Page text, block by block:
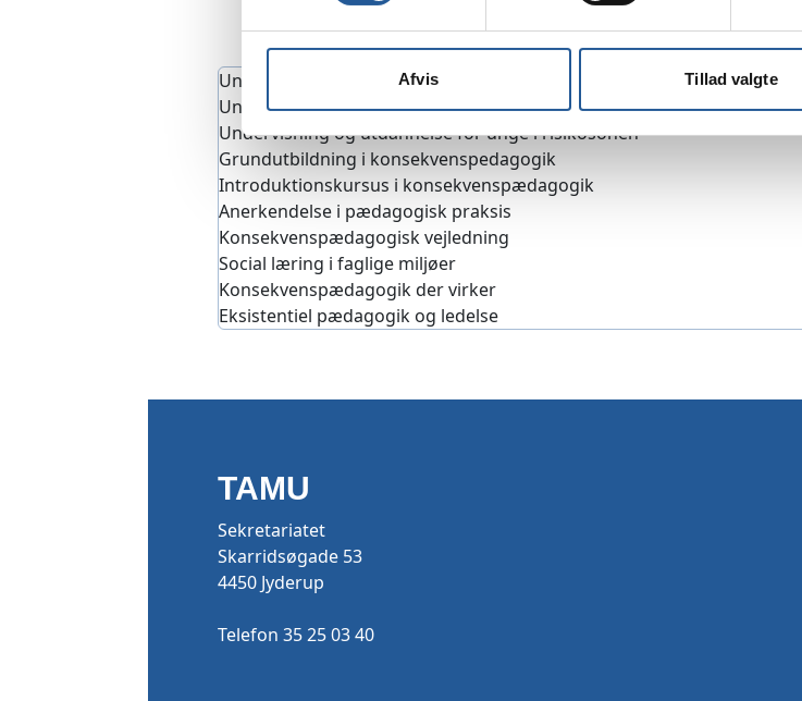
Afvis Tillad valgte
Undervisning og uddannelse for unge på kanten 10 ECTS
Undervisere i praktiske læringsmiljøer og arbejdsfællesskaber 10 ECTS
Undervisning og utdannelse for unge i risikosonen
Grundutbildning i konsekvenspedagogik
Introduktionskursus i konsekvenspædagogik
Anerkendelse i pædagogisk praksis
Konsekvenspædagogisk vejledning
Social læring i faglige miljøer
Konsekvenspædagogik der virker
Eksistentiel pædagogik og ledelse
TAMU
Sekretariatet
Skarridsøgade 53
4450 Jyderup
Telefon 35 25 03 40